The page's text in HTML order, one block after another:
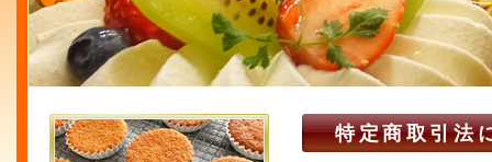
特定商取引法